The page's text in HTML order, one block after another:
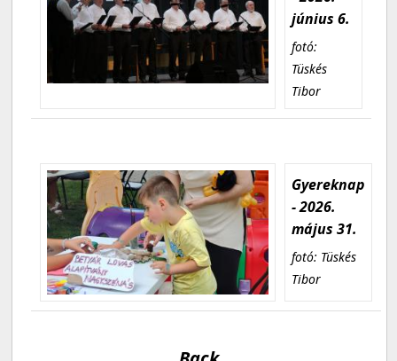
június 6.
fotó:
Tüskés
Tibor
Gyereknap
- 2026.
május 31.
fotó: Tüskés
Tibor